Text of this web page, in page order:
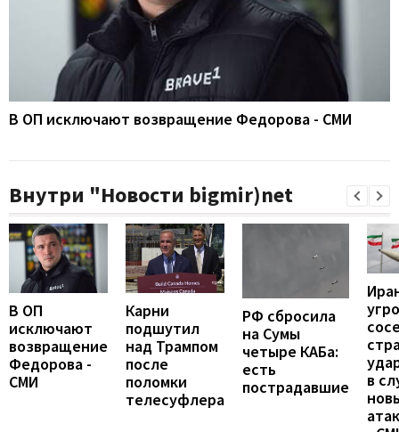
В ОП исключают возвращение Федорова - СМИ
Внутри "Новости bigmir)net
В ОП
исключают
возвращение
Федорова -
СМИ
Карни
подшутил
над Трампом
после
поломки
телесуфлера
РФ сбросила
на Сумы
четыре КАБа:
есть
пострадавшие
в